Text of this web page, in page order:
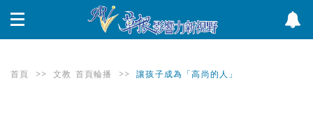
首頁 >> 文教 首頁輪播 >> 讓孩子成為「高尚的人」